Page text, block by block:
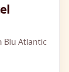
Blu Atlantic